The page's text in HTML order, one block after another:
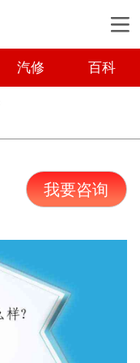
汽修 百科
我要咨询